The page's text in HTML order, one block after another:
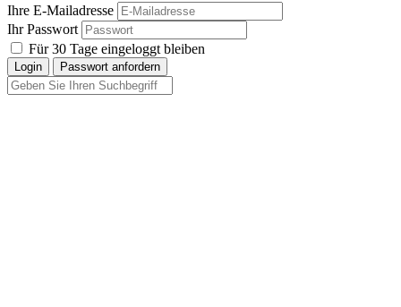
Ihre E-Mailadresse
Ihr Passwort
Für 30 Tage eingeloggt bleiben
Login Passwort anfordern